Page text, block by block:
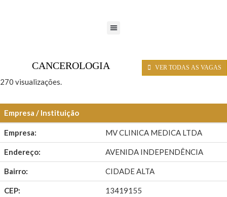
VER TODAS AS VAGAS
CANCEROLOGIA
270 visualizações.
Empresa / Instituição
Empresa: MV CLINICA MEDICA LTDA
Endereço: AVENIDA INDEPENDÊNCIA
Bairro: CIDADE ALTA
CEP: 13419155